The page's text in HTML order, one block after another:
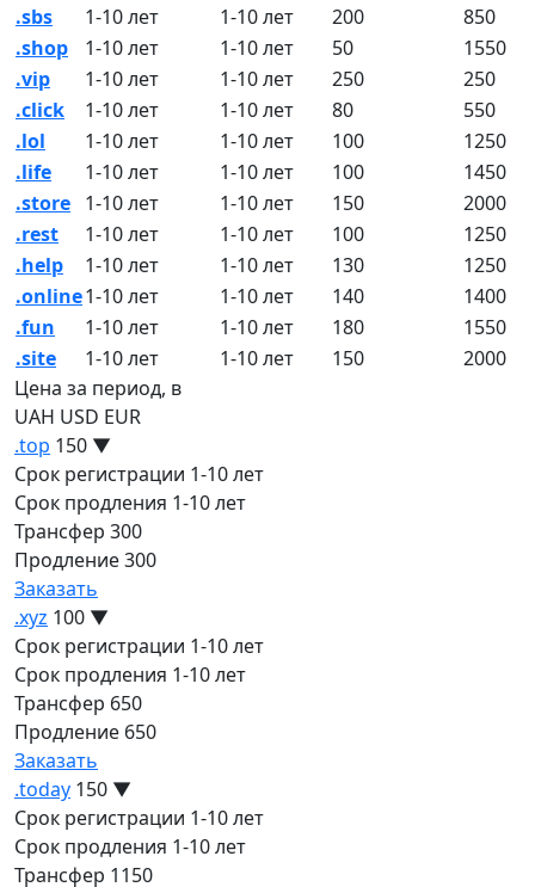
.sbs
1-10 лет 1-10 лет 200
850
.shop
1-10 лет 1-10 лет 50
1550
.vip
1-10 лет 1-10 лет 250
250
.click
1-10 лет 1-10 лет 80
550
.lol
1-10 лет 1-10 лет 100
1250
.life
1-10 лет 1-10 лет 100
1450
.store 1-10 лет 1-10 лет 150
2000
.rest
1-10 лет 1-10 лет 100
1250
.help
1-10 лет 1-10 лет 130
1250
.online1-10 лет 1-10 лет 140
1400
.fun
1-10 лет 1-10 лет 180
1550
.site
1-10 лет 1-10 лет 150
2000
Цена за период, в
UAH USD EUR
.top 150 ▼
Срок регистрации 1-10 лет
Срок продления 1-10 лет
Трансфер 300
Продление300
Заказать
.xyz 100 ▼
Срок регистрации 1-10 лет
Срок продления 1-10 лет
Трансфер 650
Продление 650
Заказать
.today 150 ▼
Срок регистрации 1-10 лет
Срок продления 1-10 лет
Трансфер 1150